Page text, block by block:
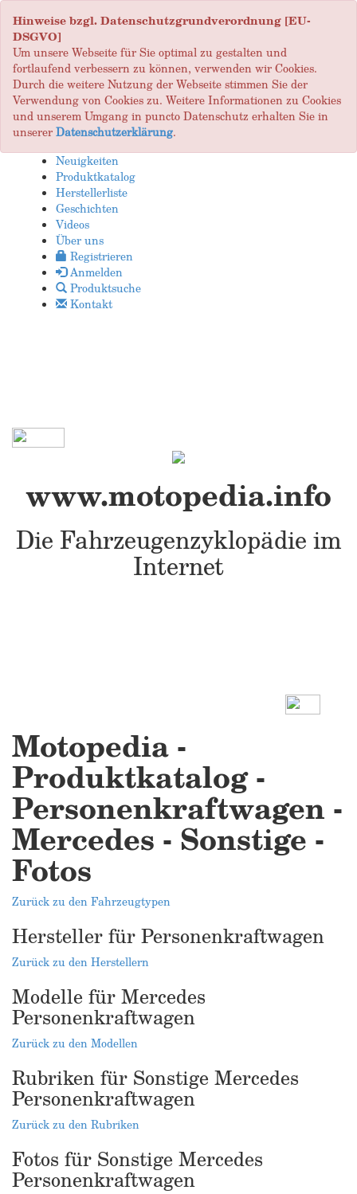
Hinweise bzgl. Datenschutzgrundverordnung [EU-
DSGVO]
Um unsere Webseite für Sie optimal zu gestalten und
fortlaufend verbessern zu können, verwenden wir Cookies.
Durch die weitere Nutzung der Webseite stimmen Sie der
Verwendung von Cookies zu. Weitere Informationen zu Cookies
und unserem Umgang in puncto Datenschutz erhalten Sie in
unsererDatenschutzerklärung.
Neuigkeiten
Produktkatalog
Herstellerliste
Geschichten
Videos
Über uns
Registrieren
Anmelden
Produktsuche
Kontakt
www.motopedia.info
Die Fahrzeugenzyklopädie im
Internet
Motopedia -
Produktkatalog -
Personenkraftwagen -
Mercedes - Sonstige -
Fotos
Zurück zu den Fahrzeugtypen
Hersteller für Personenkraftwagen
Zurück zu den Herstellern
Modelle für Mercedes
Personenkraftwagen
Zurück zu den Modellen
Rubriken für Sonstige Mercedes
Personenkraftwagen
Zurück zu den Rubriken
Fotos für Sonstige Mercedes
Personenkraftwagen